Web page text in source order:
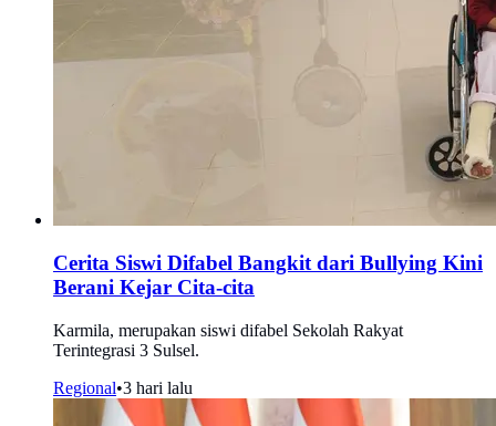
Cerita Siswi Difabel Bangkit dari Bullying Kini
Berani Kejar Cita-cita
Karmila, merupakan siswi difabel Sekolah Rakyat
Terintegrasi 3 Sulsel.
Regional•3 hari lalu